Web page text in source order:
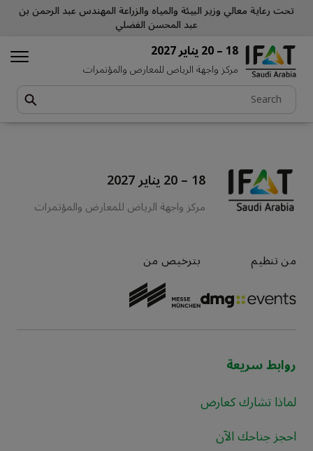
تحت رعاية معالي وزير البيئة والمياه والزراعة المهندس عبد الرحمن بن
عبد المحسن الفضلي
18 – 20 يناير 2027
مركز واجهة الرياض للمعارض والمؤتمرات
18 – 20 يناير 2027
مركز واجهة الرياض للمعارض والمؤتمرات
من تنظيم بترخيص من
روابط سريعة
لماذا تشارك كعارض
احجز جناحك الآن